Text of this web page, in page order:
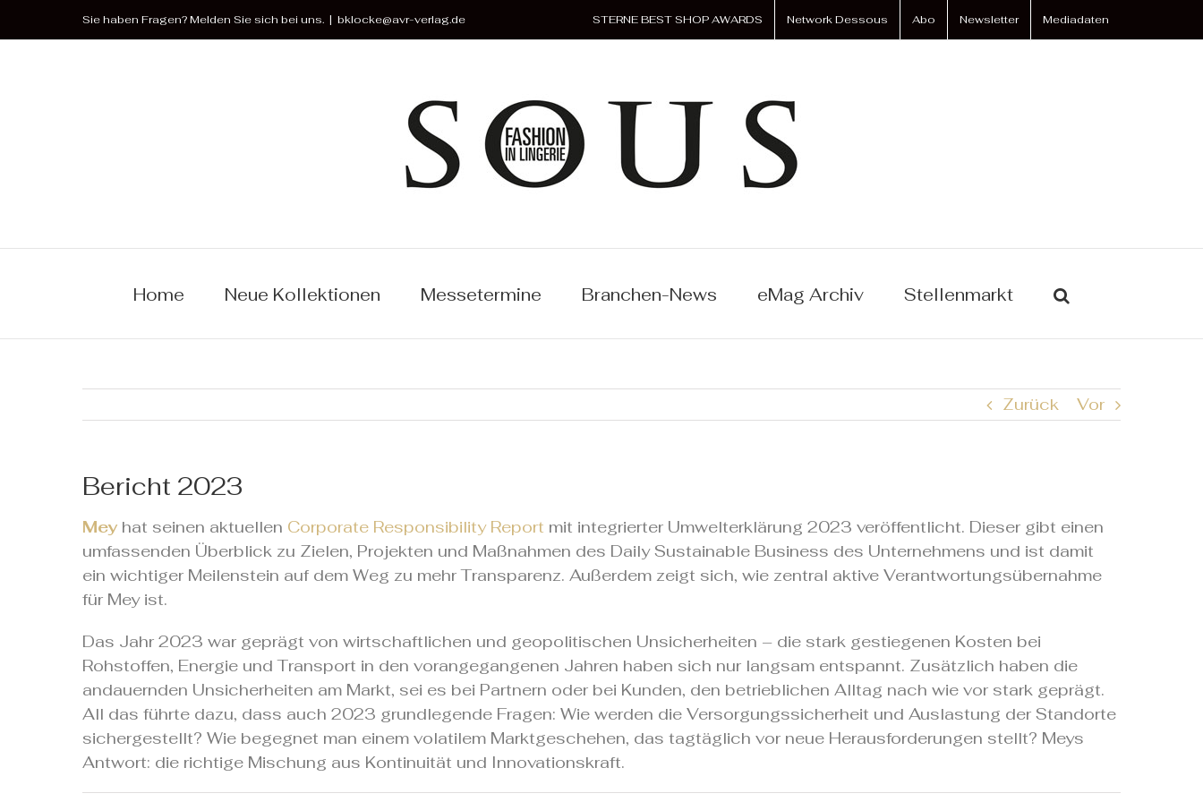
Inhalt
Sie haben Fragen? Melden Sie sich bei uns. | bklocke@avr-verlag.de STERNE BEST SHOP AWARDS Network Dessous Abo Newsletter Mediadaten
Home Neue Kollektionen Messetermine Branchen-News eMag Archiv Stellenmarkt
Zurück Vor
Bericht 2023
Mey hat seinen aktuellen Corporate Responsibility Report mit integrierter Umwelterklärung 2023 veröffentlicht. Dieser gibt einen
umfassenden Überblick zu Zielen, Projekten und Maßnahmen des Daily Sustainable Business des Unternehmens und ist damit
ein wichtiger Meilenstein auf dem Weg zu mehr Transparenz. Außerdem zeigt sich, wie zentral aktive Verantwortungsübernahme
für Mey ist.
Das Jahr 2023 war geprägt von wirtschaftlichen und geopolitischen Unsicherheiten – die stark gestiegenen Kosten bei
Rohstoffen, Energie und Transport in den vorangegangenen Jahren haben sich nur langsam entspannt. Zusätzlich haben die
andauernden Unsicherheiten am Markt, sei es bei Partnern oder bei Kunden, den betrieblichen Alltag nach wie vor stark geprägt.
All das führte dazu, dass auch 2023 grundlegende Fragen: Wie werden die Versorgungssicherheit und Auslastung der Standorte
sichergestellt? Wie begegnet man einem volatilem Marktgeschehen, das tagtäglich vor neue Herausforderungen stellt? Meys
Antwort: die richtige Mischung aus Kontinuität und Innovationskraft.